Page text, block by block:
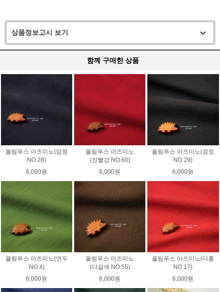
상품정보고시 보기
함께 구매한 상품
올림푸스 아즈미노(암청
NO 28)
6,000원
올림푸스 아즈미노
(진빨강 NO 60)
6,000원
올림푸스 아즈미노(검정
NO 29)
6,000원
올림푸스 아즈미노(연두
NO 4)
6,000원
올림푸스 아즈미노
(다갈색 NO 55)
6,000원
올림푸스 아즈미노(다홍
NO 17)
6,000원